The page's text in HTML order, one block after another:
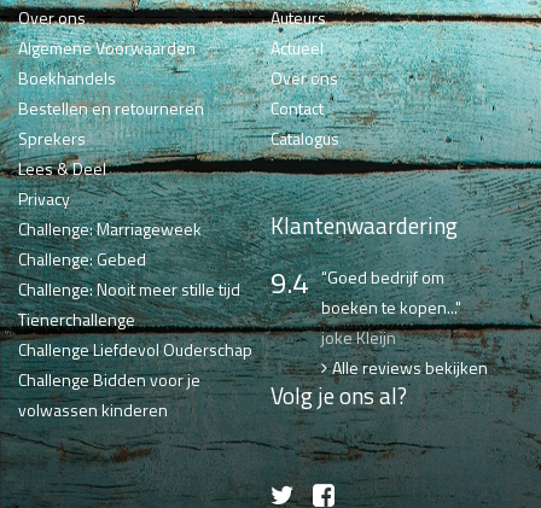
Over ons
Algemene Voorwaarden
Boekhandels
Bestellen en retourneren
Sprekers
Lees & Deel
Privacy
Challenge: Marriageweek
Challenge: Gebed
Challenge: Nooit meer stille tijd
Tienerchallenge
Challenge Liefdevol Ouderschap
Challenge Bidden voor je
volwassen kinderen
Auteurs
Actueel
Over ons
Contact
Catalogus
Klantenwaardering
9.4 "Goed bedrijf om
boeken te kopen..."
joke Kleijn
Alle reviews bekijken
Volg je ons al?